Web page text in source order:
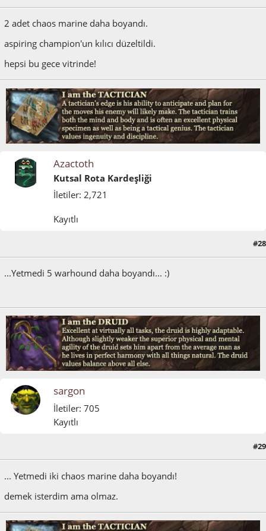
2 adet chaos marine daha boyandı.
aspiring champion'un kılıcı düzeltildi.
hepsi bu gece vitrinde!
Azactoth
Kutsal Rota Kardeşliği
İletiler: 2,721
Kayıtlı
#28
...Yetmedi 5 warhound daha boyandı... :)
sargon
İletiler: 705
Kayıtlı
#29
... Yetmedi iki chaos marine daha boyandı!
demek isterdim ama olmaz.